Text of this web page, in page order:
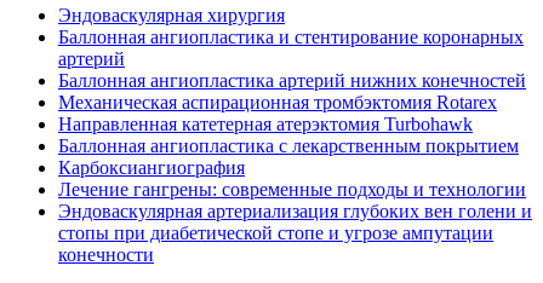
Эндоваскулярная хирургия
Баллонная ангиопластика и стентирование коронарных
артерий
Баллонная ангиопластика артерий нижних конечностей
Механическая аспирационная тромбэктомия Rotarex
Направленная катетерная атерэктомия Turbohawk
Баллонная ангиопластика с лекарственным покрытием
Карбоксиангиография
Лечение гангрены: современные подходы и технологии
Эндоваскулярная артериализация глубоких вен голени и
стопы при диабетической стопе и угрозе ампутации
конечности